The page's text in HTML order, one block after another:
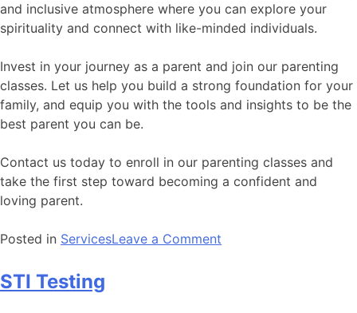
and inclusive atmosphere where you can explore your
spirituality and connect with like-minded individuals.
Invest in your journey as a parent and join our parenting
classes. Let us help you build a strong foundation for your
family, and equip you with the tools and insights to be the
best parent you can be.
Contact us today to enroll in our parenting classes and
take the first step toward becoming a confident and
loving parent.
Posted in ServicesLeave a Comment
STI Testing